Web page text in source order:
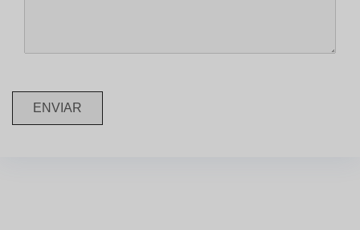
ENVIAR